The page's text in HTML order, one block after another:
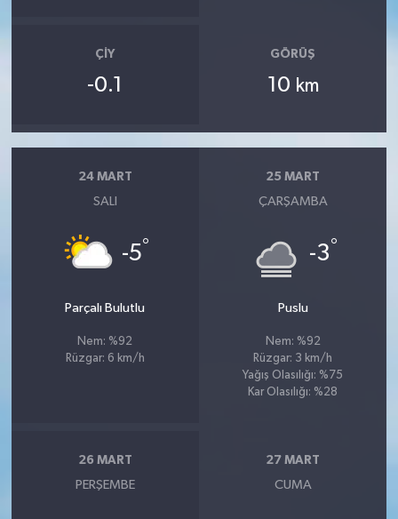
ÇIY
-0.1
GÖRÜŞ
10 km
24 MART
SALI
-5°
Parçalı Bulutlu
Nem: %92
Rüzgar: 6 km/h
25 MART
ÇARŞAMBA
-3°
Puslu
Nem: %92
Rüzgar: 3 km/h
Yağış Olasılığı: %75
Kar Olasılığı: %28
26 MART
PERŞEMBE
27 MART
CUMA